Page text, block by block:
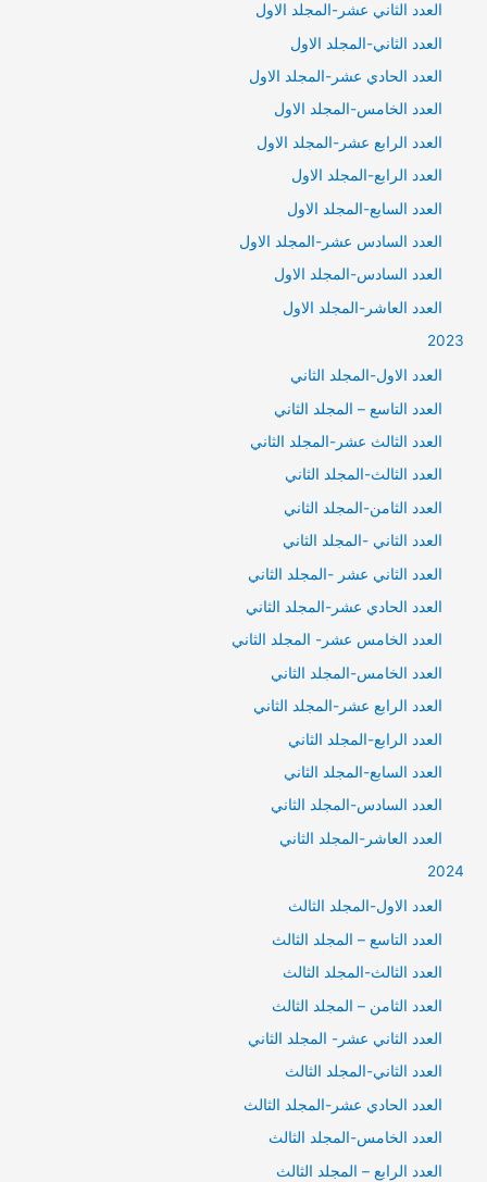
العدد الثاني عشر-المجلد الاول
العدد الثاني-المجلد الاول
العدد الحادي عشر-المجلد الاول
العدد الخامس-المجلد الاول
العدد الرابع عشر-المجلد الاول
العدد الرابع-المجلد الاول
العدد السابع-المجلد الاول
العدد السادس عشر-المجلد الاول
العدد السادس-المجلد الاول
العدد العاشر-المجلد الاول
2023
العدد الاول-المجلد الثاني
العدد التاسع – المجلد الثاني
العدد الثالث عشر-المجلد الثاني
العدد الثالث-المجلد الثاني
العدد الثامن-المجلد الثاني
العدد الثاني -المجلد الثاني
العدد الثاني عشر -المجلد الثاني
العدد الحادي عشر-المجلد الثاني
العدد الخامس عشر- المجلد الثاني
العدد الخامس-المجلد الثاني
العدد الرابع عشر-المجلد الثاني
العدد الرابع-المجلد الثاني
العدد السابع-المجلد الثاني
العدد السادس-المجلد الثاني
العدد العاشر-المجلد الثاني
2024
العدد الاول-المجلد الثالث
العدد التاسع – المجلد الثالث
العدد الثالث-المجلد الثالث
العدد الثامن – المجلد الثالث
العدد الثاني عشر- المجلد الثاني
العدد الثاني-المجلد الثالث
العدد الحادي عشر-المجلد الثالث
العدد الخامس-المجلد الثالث
العدد الرابع – المجلد الثالث